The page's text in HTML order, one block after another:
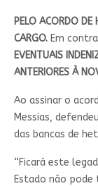
PELO ACORDO DE
CARGO.Em
EVENTUAIS
ANTERIORES À
Ao assinar o
Messias,
das bancas de
“Ficará este
Estado não